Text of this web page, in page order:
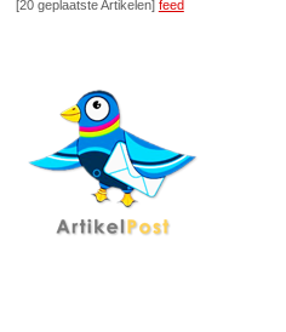
[20 geplaatste Artikelen] feed